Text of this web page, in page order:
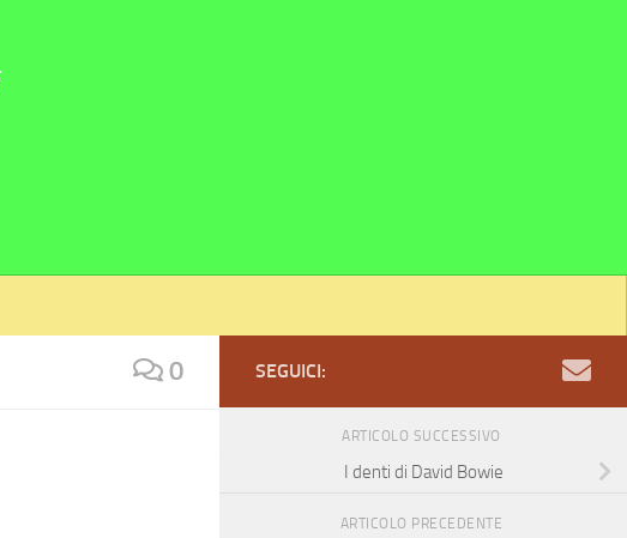
0 SEGUICI:
ARTICOLO SUCCESSIVO
I denti di David Bowie
ARTICOLO PRECEDENTE